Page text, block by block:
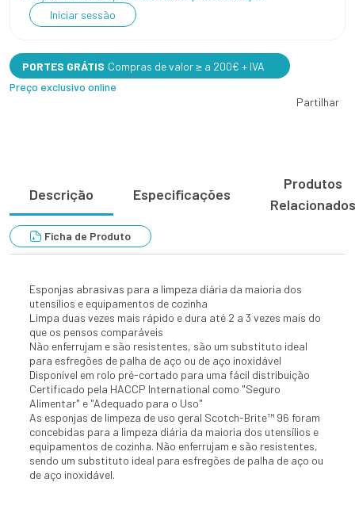
Iniciar sessão
PORTES GRÁTIS Compras de valor ≥ a 200€ + IVA
Preço exclusivo online
Partilhar
Descrição Especificações
Produtos
Relacionados
Ficha de Produto
Esponjas abrasivas para a limpeza diária da maioria dos
utensílios e equipamentos de cozinha
Limpa duas vezes mais rápido e dura até 2 a 3 vezes mais do
que os pensos comparáveis
Não enferrujam e são resistentes, são um substituto ideal
para esfregões de palha de aço ou de aço inoxidável
Disponível em rolo pré-cortado para uma fácil distribuição
Certificado pela HACCP International como "Seguro
Alimentar" e "Adequado para o Uso"
As esponjas de limpeza de uso geral Scotch-Brite™ 96 foram
concebidas para a limpeza diária da maioria dos utensílios e
equipamentos de cozinha. Não enferrujam e são resistentes,
sendo um substituto ideal para esfregões de palha de aço ou
de aço inoxidável.